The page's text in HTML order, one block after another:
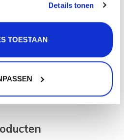
Details tonen
TOESTAAN
Qisani
8711647686497